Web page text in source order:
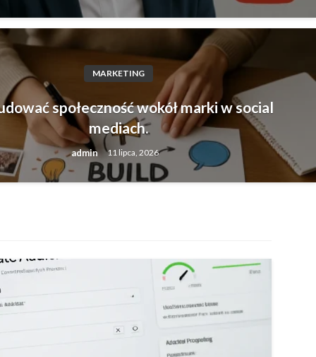
społeczność wokół marki w
2026
MARKETING
społeczność wokół marki w social
mediach.
admin 11 lipca, 2026